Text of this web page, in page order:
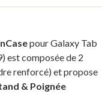
pour Galaxy Tab
est composée de 2
renforcé) et propose
& Poignée